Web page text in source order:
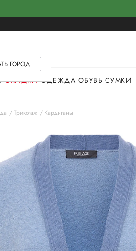
ГОРОД
СКИДКИ ОДЕЖДА ОБУВЬ СУМКИ
Трикотаж Кардиганы